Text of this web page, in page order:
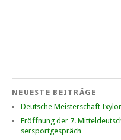
Europe, ILCA • Goitzsche
NEUESTE BEITRÄGE
Deutsche Meisterschaft
Er­öff­nung der 7.
ser­sport­ge­spräch